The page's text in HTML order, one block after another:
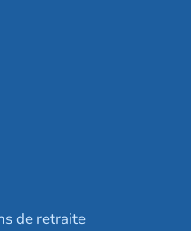
Médicis
de retraite